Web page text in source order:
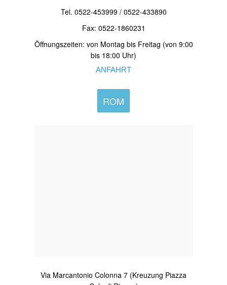
Tel. 0522-453999 / 0522-433890
Fax: 0522-1860231
Öffnungszeiten: von Montag bis Freitag (von 9:00
bis 18:00 Uhr)
ANFAHRT
ROM
Via Marcantonio Colonna 7 (Kreuzung Piazza